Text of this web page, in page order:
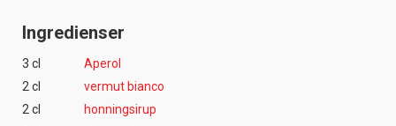
Ingredienser
3 cl
Aperol
2 cl
vermut bianco
2 cl
honningsirup